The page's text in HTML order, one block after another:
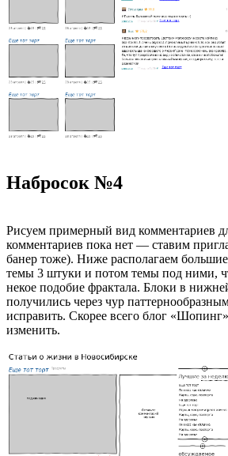
Набросок №4
Рисуем примерный вид комментариев
комментариев пока нет — ставим
банер тоже). Ниже располагаем
темы 3 штуки и потом темы под ними,
некое подобие фрактала. Блоки в
получились через чур
исправить. Скорее всего блог
изменить.